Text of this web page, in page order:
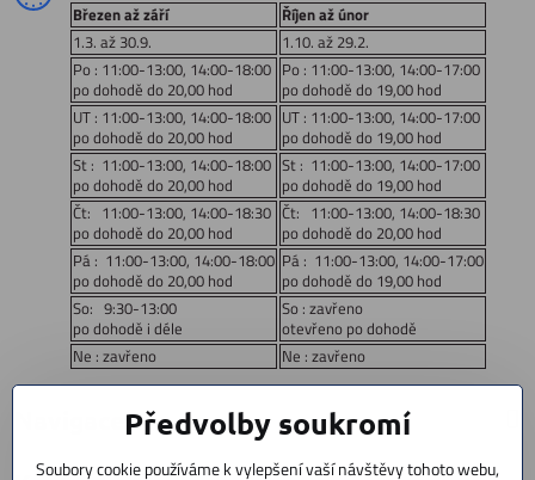
Březen až září
Říjen až únor
1.3. až 30.9.
1.10. až 29.2.
Po : 11:00-13:00, 14:00-18:00
po dohodě do 20,00 hod
Po : 11:00-13:00, 14:00-17:00
po dohodě do 19,00 hod
UT : 11:00-13:00, 14:00-18:00
po dohodě do 20,00 hod
UT : 11:00-13:00, 14:00-17:00
po dohodě do 19,00 hod
St : 11:00-13:00, 14:00-18:00
po dohodě do 20,00 hod
St : 11:00-13:00, 14:00-17:00
po dohodě do 19,00 hod
Čt: 11:00-13:00, 14:00-18:30
po dohodě do 20,00 hod
Čt: 11:00-13:00, 14:00-18:30
po dohodě do 20,00 hod
Pá : 11:00-13:00, 14:00-18:00
po dohodě do 20,00 hod
Pá : 11:00-13:00, 14:00-17:00
po dohodě do 19,00 hod
So: 9:30-13:00
po dohodě i déle
So : zavřeno
otevřeno po dohodě
Ne : zavřeno
Ne : zavřeno
Navigace:Předvolby soukromí
Soubory cookie používáme k vylepšení vaší návštěvy tohoto webu,